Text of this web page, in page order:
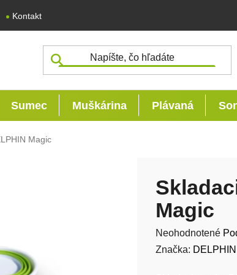
Kontakt
Sumec Muškárina Plávaná
Magic
Magic
Priemerné
Neohodnotené
Značka: DELPHIN